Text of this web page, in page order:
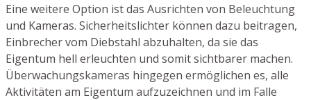
Eine weitere Option ist das Ausrichten von Beleuchtung
und Kameras. Sicherheitslichter können dazu beitragen,
Einbrecher vom Diebstahl abzuhalten, da sie das
Eigentum hell erleuchten und somit sichtbarer machen.
Überwachungskameras hingegen ermöglichen es, alle
Aktivitäten am Eigentum aufzuzeichnen und im Falle